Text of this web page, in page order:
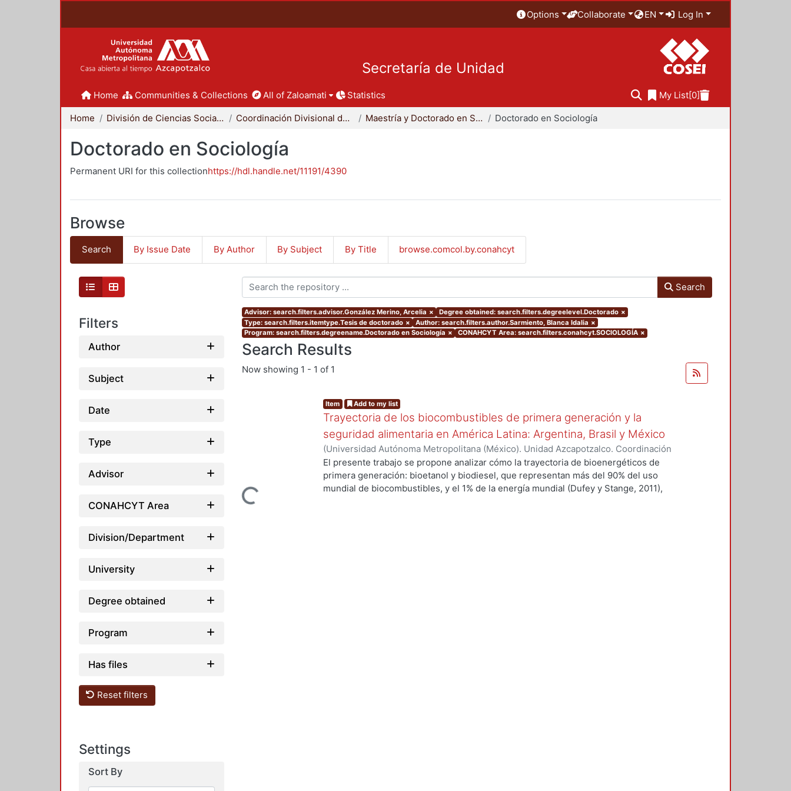
Options Collaborate EN Log In
Secretaría de Unidad
Home Communities & Collections All of Zaloamati Statistics My List[0]
Home División de Ciencias Sociales y Humanidades Coordinación Divisional de Posgrado Maestría y Doctorado en Sociología Doctorado en Sociología
Doctorado en Sociología
Permanent URI for this collectionhttps://hdl.handle.net/11191/4390
Browse
Search By Issue Date By Author By Subject By Title browse.comcol.by.conahcyt
Filters
Author
Subject
Date
Type
Advisor
CONAHCYT Area
Division/Department
University
Degree obtained
Program
Has files
Reset filters
Settings
Sort By
Search
Advisor: search.filters.advisor.González Merino, Arcelia × Degree obtained: search.filters.degreelevel.Doctorado ×
Type: search.filters.itemtype.Tesis de doctorado × Author: search.filters.author.Sarmiento, Blanca Idalia ×
Program: search.filters.degreename.Doctorado en Sociología × CONAHCYT Area: search.filters.conahcyt.SOCIOLOGÍA ×
Search Results
Now showing 1 - 1 of 1
Loading...
Item Add to my list
Trayectoria de los biocombustibles de primera generación y la
seguridad alimentaria en América Latina: Argentina, Brasil y México
(Universidad Autónoma Metropolitana (México). Unidad Azcapotzalco. Coordinación
de Servicios de Información.,2014-06-02)Sarmiento, Blanca Idalia
El presente trabajo se propone analizar cómo la trayectoria de bioenergéticos de
primera generación: bioetanol y biodiesel, que representan más del 90% del uso
mundial de biocombustibles, y el 1% de la energía mundial (Dufey y Stange, 2011),